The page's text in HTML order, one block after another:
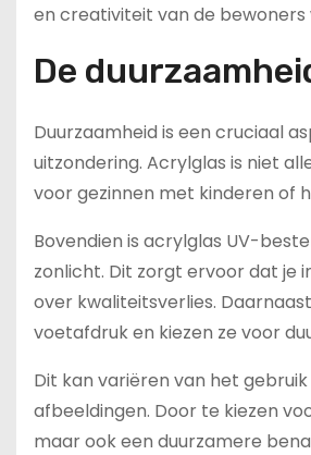
en creativiteit van de bewoners
De
Duurzaamheid is een cruciaal
uitzondering. Acrylglas is niet
voor gezinnen met kinderen of
Bovendien is acrylglas UV-
zonlicht. Dit zorgt ervoor dat je
over kwaliteitsverlies.
voetafdruk en kiezen ze voor
Dit kan variëren van het
afbeeldingen. Door te kiezen
maar ook een duurzamere